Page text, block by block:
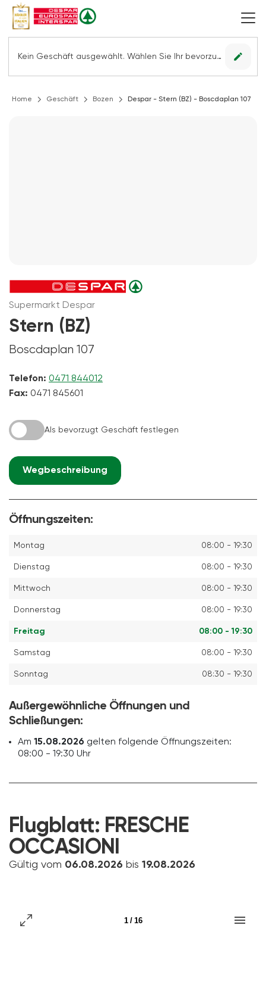
Kein Geschäft ausgewählt. Wählen Sie Ihr bevorzugtes Geschäft, um alle Angebote sehen zu können. edit
Home Geschäft Bozen Despar - Stern (BZ) - Boscdaplan 107
Supermarkt Despar
Stern (BZ)
Boscdaplan 107
Telefon: 0471 844012
Fax: 0471 845601
Als bevorzugt Geschäft festlegen
Wegbeschreibung
Öffnungszeiten:
Montag 08:00 - 19:30
Dienstag 08:00 - 19:30
Mittwoch 08:00 - 19:30
Donnerstag 08:00 - 19:30
Freitag 08:00 - 19:30
Samstag 08:00 - 19:30
Sonntag 08:30 - 19:30
Außergewöhnliche Öffnungen und
Schließungen:
Am 15.08.2026 gelten folgende Öffnungszeiten:
08:00 - 19:30 Uhr
Flugblatt: FRESCHE
OCCASIONI
Gültig vom 06.08.2026 bis 19.08.2026